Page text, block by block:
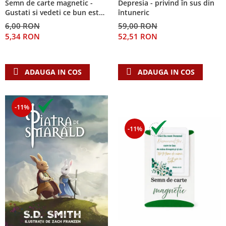
Despre afaceri
Dezvoltare personala
Leadership
Mediu
Semn de carte magnetic -
Gustati si vedeti ce bun este
Domnul!
6,00 RON
5,34 RON
ADAUGA IN COS
Depresia - privind în sus din
întuneric
59,00 RON
52,51 RON
ADAUGA IN COS
-11%
-11%